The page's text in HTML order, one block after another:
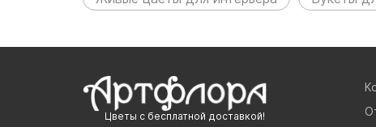
Цветы с бесплатной доставкой!